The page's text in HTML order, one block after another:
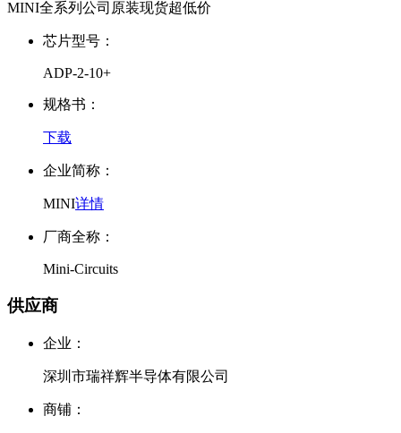
MINI全系列公司原装现货超低价
芯片型号：
ADP-2-10+
规格书：
下载
企业简称：
MINI详情
厂商全称：
Mini-Circuits
供应商
企业：
深圳市瑞祥辉半导体有限公司
商铺：